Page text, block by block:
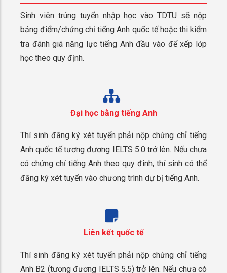
Sinh viên trúng tuyển nhập học vào TDTU sẽ nộp
bảng điểm/chứng chỉ tiếng Anh quốc tế hoặc thi kiểm
tra đánh giá năng lực tiếng Anh đầu vào để xếp lớp
học theo quy định.
Đại học bằng tiếng Anh
Thí sinh đăng ký xét tuyển phải nộp chứng chỉ tiếng
Anh quốc tế tương đương IELTS 5.0 trở lên. Nếu chưa
có chứng chỉ tiếng Anh theo quy đinh, thí sinh có thể
đăng ký xét tuyển vào chương trình dự bị tiếng Anh.
Liên kết quốc tế
Thí sinh đăng ký xét tuyển phải nộp chứng chỉ tiếng
Anh B2 (tương đương IELTS 5.5) trở lên. Nếu chưa có